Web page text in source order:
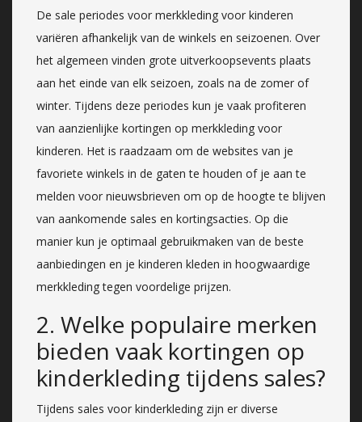
De sale periodes voor merkkleding voor kinderen
variëren afhankelijk van de winkels en seizoenen. Over
het algemeen vinden grote uitverkoopsevents plaats
aan het einde van elk seizoen, zoals na de zomer of
winter. Tijdens deze periodes kun je vaak profiteren
van aanzienlijke kortingen op merkkleding voor
kinderen. Het is raadzaam om de websites van je
favoriete winkels in de gaten te houden of je aan te
melden voor nieuwsbrieven om op de hoogte te blijven
van aankomende sales en kortingsacties. Op die
manier kun je optimaal gebruikmaken van de beste
aanbiedingen en je kinderen kleden in hoogwaardige
merkkleding tegen voordelige prijzen.
2. Welke populaire merken
bieden vaak kortingen op
kinderkleding tijdens sales?
Tijdens sales voor kinderkleding zijn er diverse